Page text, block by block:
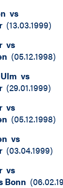
vs
(13.03.1999)
vs
(05.12.1998)
vs
(29.01.1999)
vs
(05.12.1998)
vs
(03.04.1999)
vs
Bonn (